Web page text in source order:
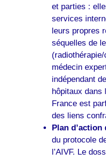
et parties :
services
leurs propres
séquelles de
médecin
indépendant
hôpitaux dans
France est
des liens
Plan d’action
du protocole
l’AIVF. Le